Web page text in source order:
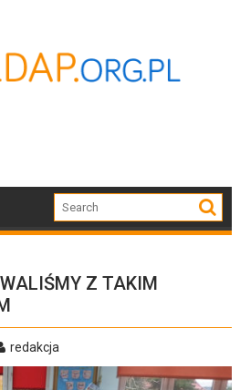
Z TAKIM
redakcja